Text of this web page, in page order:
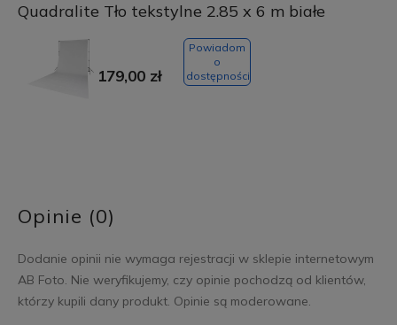
Quadralite Tło tekstylne 2.85 x 6 m białe
179,00 zł
Powiadom
o
dostępności
Opinie (0)
Dodanie opinii nie wymaga rejestracji w sklepie internetowym
AB Foto. Nie weryfikujemy, czy opinie pochodzą od klientów,
którzy kupili dany produkt. Opinie są moderowane.